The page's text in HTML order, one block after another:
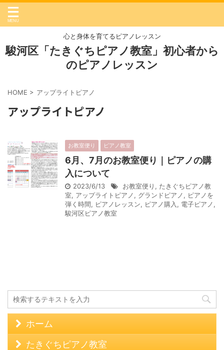
心と身体を育てるピアノレッスン
駿河区「たきぐちピアノ教室」初心者から
のピアノレッスン
HOME > アップライトピアノ
アップライトピアノ
お教室便り ピアノ教室
6月、7月のお教室便り｜ピアノの購
入について
2023/6/13 お教室便り , たきぐちピアノ教
室, アップライトピアノ, グランドピアノ, ピアノを
弾く時間, ピアノレッスン, ピアノ購入 , 電子ピアノ,
駿河区ピアノ教室
ホーム
たきぐちピアノ教室